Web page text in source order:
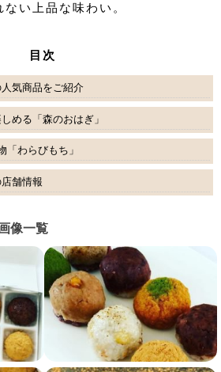
い上品な味わい。
目次
気商品をご紹介
める「森のおはぎ」
「わらびもち」
舗情報
像一覧